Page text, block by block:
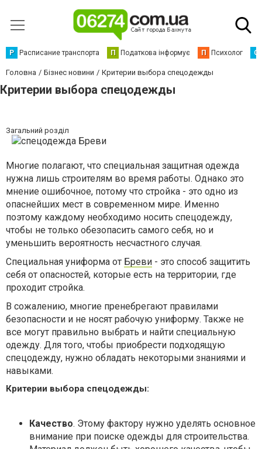
Р Расписание транспорта П Податкова інформує П Психолог С
Головна Бізнес новини Критерии выбора спецодежды
Критерии выбора спецодежды
Загальний розділ
Многие полагают, что специальная защитная одежда
нужна лишь строителям во время работы. Однако это
мнение ошибочное, потому что стройка - это одно из
опаснейших мест в современном мире. Именно
поэтому каждому необходимо носить спецодежду,
чтобы не только обезопасить самого себя, но и
уменьшить вероятность несчастного случая.
Специальная униформа от Бреви - это способ защитить
себя от опасностей, которые есть на территории, где
проходит стройка.
В сожалению, многие пренебрегают правилами
безопасности и не носят рабочую униформу. Также не
все могут правильно выбрать и найти специальную
одежду. Для того, чтобы приобрести подходящую
спецодежду, нужно обладать некоторыми знаниями и
навыками.
Критерии выбора спецодежды:
Качество. Этому фактору нужно уделять основное
внимание при поиске одежды для строительства.